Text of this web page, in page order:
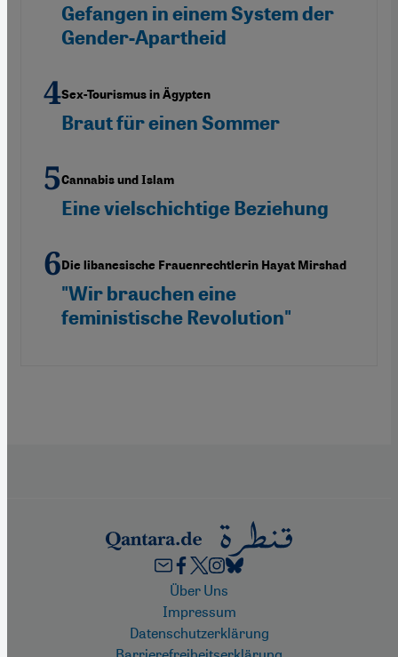
Gefangen in einem System der
Gender-Apartheid
Sex-Tourismus in Ägypten
Braut für einen Sommer
Cannabis und Islam
Eine vielschichtige Beziehung
Die libanesische Frauenrechtlerin Hayat Mirshad
"Wir brauchen eine
feministische Revolution"
FooterÜber Uns
Impressum
Datenschutzerklärung